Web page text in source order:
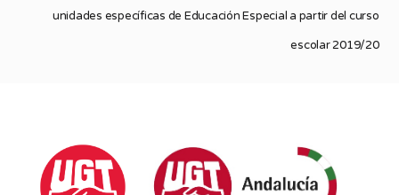
unidades específicas de Educación Especial a partir del curso
escolar 2019/20